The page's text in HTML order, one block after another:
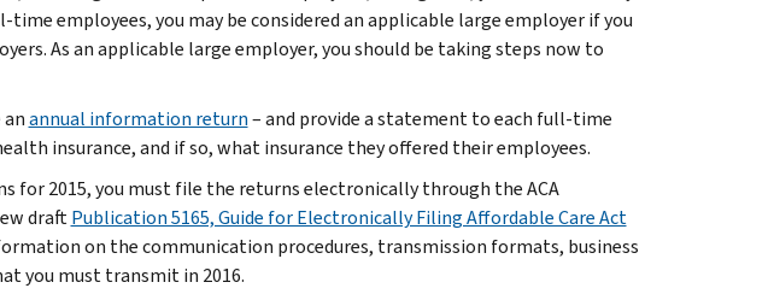
time employees, you may be considered an applicable large employer if you
As an applicable large employer, you should be taking steps now to
annual information return– and provide a statement to each full-time
insurance, and if so, what insurance they offered their employees.
for 2015, you must file the returns electronically through the ACA
draftPublication 5165, Guide for Electronically Filing Affordable Care Act
on the communication procedures, transmission formats, business
you must transmit in 2016.